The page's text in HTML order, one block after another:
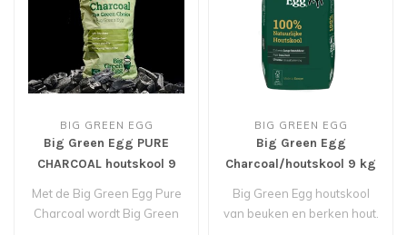
BIG GREEN EGG
Big Green Egg PURE
CHARCOAL houtskool 9
KG *
Met de Big Green Egg Pure
Charcoal wordt Big Green
BIG GREEN EGG
Big Green Egg
Charcoal/houtskool 9 kg
Big Green Egg houtskool
van beuken en berken hout.